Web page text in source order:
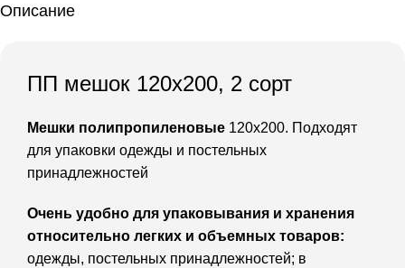
Описание
ПП мешок 120х200, 2 сорт
Мешки полипропиленовые 120х200. Подходят
для упаковки одежды и постельных
принадлежностей
Очень удобно для упаковывания и хранения
относительно легких и объемных товаров:
одежды, постельных принадлежностей; в